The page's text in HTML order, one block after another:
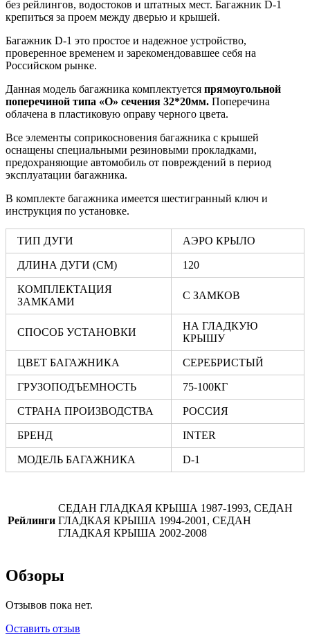
без рейлингов, водостоков и штатных мест. Багажник D-1
крепиться за проем между дверью и крышей.
Багажник D-1 это простое и надежное устройство,
проверенное временем и зарекомендовавшее себя на
Российском рынке.
Данная модель багажника комплектуется прямоугольной
поперечиной типа «О» сечения 32*20мм. Поперечина
облачена в пластиковую оправу черного цвета.
Все элементы соприкосновения багажника с крышей
оснащены специальными резиновыми прокладками,
предохраняющие автомобиль от повреждений в период
эксплуатации багажника.
В комплекте багажника имеется шестигранный ключ и
инструкция по установке.
ТИП ДУГИ АЭРО КРЫЛО
ДЛИНА ДУГИ (СМ) 120
КОМПЛЕКТАЦИЯ
ЗАМКАМИ
С ЗАМКОВ
СПОСОБ УСТАНОВКИ
НА ГЛАДКУЮ
КРЫШУ
ЦВЕТ БАГАЖНИКА СЕРЕБРИСТЫЙ
ГРУЗОПОДЪЕМНОСТЬ 75-100КГ
СТРАНА ПРОИЗВОДСТВА РОССИЯ
БРЕНД INTER
МОДЕЛЬ БАГАЖНИКА D-1
Рейлинги
СЕДАН ГЛАДКАЯ КРЫША 1987-1993, СЕДАН
ГЛАДКАЯ КРЫША 1994-2001, СЕДАН
ГЛАДКАЯ КРЫША 2002-2008
Обзоры
Отзывов пока нет.
Оставить отзыв